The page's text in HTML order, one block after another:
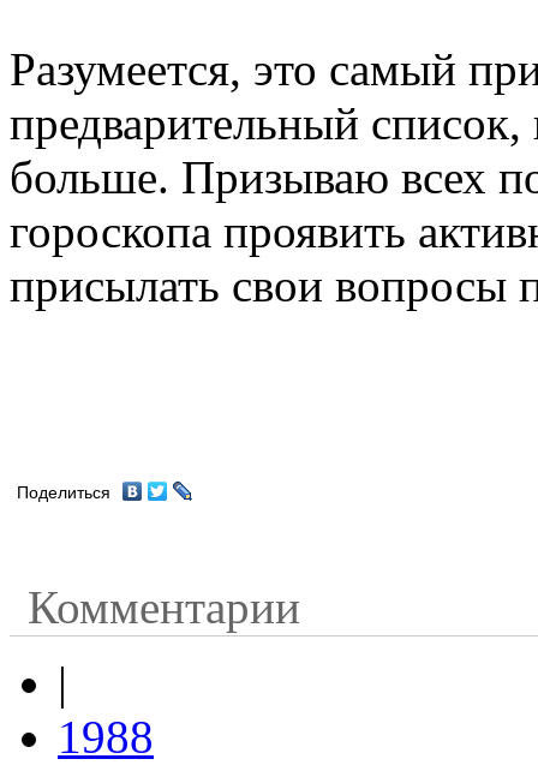
Разумеется, это самый
предварительный список,
больше. Призываю всех
гороскопа проявить
присылать свои вопросы
Поделиться
Комментарии
|
1988